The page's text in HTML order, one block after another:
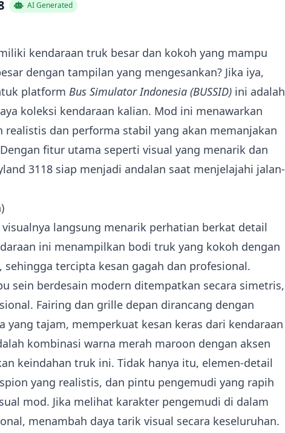
AI Generated
kendaraan truk besar dan kokoh yang mampu
dengan tampilan yang mengesankan? Jika iya,
platform Bus Simulator Indonesia (BUSSID) ini adalah
koleksi kendaraan kalian. Mod ini menawarkan
dan performa stabil yang akan memanjakan
fitur utama seperti visual yang menarik dan
3118 siap menjadi andalan saat menjelajahi jalan-
langsung menarik perhatian berkat detail
ini menampilkan bodi truk yang kokoh dengan
tercipta kesan gagah dan profesional.
sein berdesain modern ditempatkan secara simetris,
Fairing dan grille depan dirancang dengan
yang tajam, memperkuat kesan keras dari kendaraan
kombinasi warna merah maroon dengan aksen
keindahan truk ini. Tidak hanya itu, elemen-detail
yang realistis, dan pintu pengemudi yang rapih
mod. Jika melihat karakter pengemudi di dalam
menambah daya tarik visual secara keseluruhan.